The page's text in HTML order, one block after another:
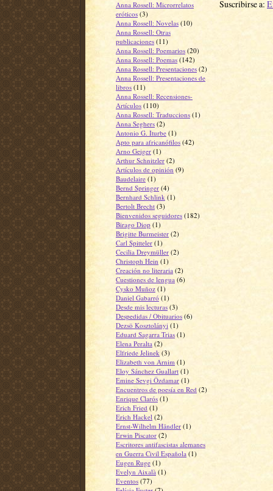
Anna Rossell: Microrrelatos
eróticos (3)
Anna Rossell: Novelas (10)
Anna Rossell: Otras
publicaciones (11)
Anna Rossell: Poemarios (20)
Anna Rossell: Poemas (142)
Anna Rossell: Presentaciones (2)
Anna Rossell: Presentaciones de
libros (11)
Anna Rossell: Recensiones-
Artículos (110)
Anna Rossell: Traduccions (1)
Anna Seghers (2)
Antonio G. Iturbe (1)
Apto para africanófilos (42)
Arno Geiger (1)
Arthur Schnitzler (2)
Artículos de opinión (9)
Baudelaire (1)
Bernd Springer (4)
Bernhard Schlink (1)
Bertolt Brecht (3)
Bienvenidos seguidores (182)
Birago Diop (1)
Brigitte Burmeister (2)
Carl Spitteler (1)
Cecilia Dreymüller (2)
Christoph Hein (1)
Creación no literaria (2)
Cuestiones de lengua (6)
Cysko Muñoz (1)
Daniel Gabarró (1)
Desde mis lecturas (3)
Despedidas / Obituarios (6)
Dezsö Kosztolányi (1)
Eduard Sagarra Trias (1)
Elena Peralta (2)
Elfriede Jelinek (3)
Elizabeth von Arnim (1)
Eloy Sánchez Guallart (1)
Emine Sevgi Özdamar (1)
Encuentros de poesía en Red (2)
Enrique Clarós (1)
Erich Fried (1)
Erich Hackel (2)
Ernst-Wilhelm Händler (1)
Erwin Piscator (2)
Escritores antifascistas alemanes
en Guerra Civil Española (1)
Eugen Ruge (1)
Evelyn Aixalà (1)
Eventos (77)
Suscribirse a: